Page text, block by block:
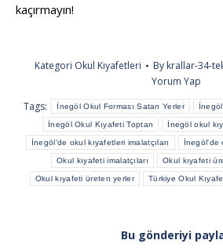
kaçırmayın!
Kategori Okul Kıyafetleri By krallar-34-
Yorum Yap
Tags:
İnegöl Okul Forması Satan Yerler
İnegöl Okul Kıyafeti Toptan İnegöl okul
İnegöl'de okul kıyafetleri imalatçıları İnegöl'de
Okul kıyafeti imalatçıları Okul kıyafeti
Okul kıyafeti üreten yerler Türkiye Okul
Bu gönderiyi